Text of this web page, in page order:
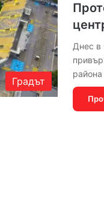
Градът
Днес в